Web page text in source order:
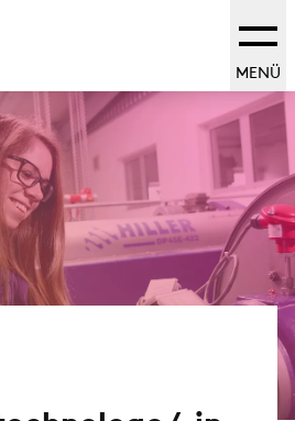
MENÜ